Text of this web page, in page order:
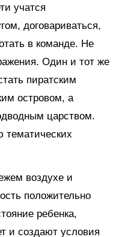
учатся
договариваться,
в команде. Не
Один и тот же
пиратским
островом, а
царством.
воздухе и
положительно
ребенка,
и создают условия